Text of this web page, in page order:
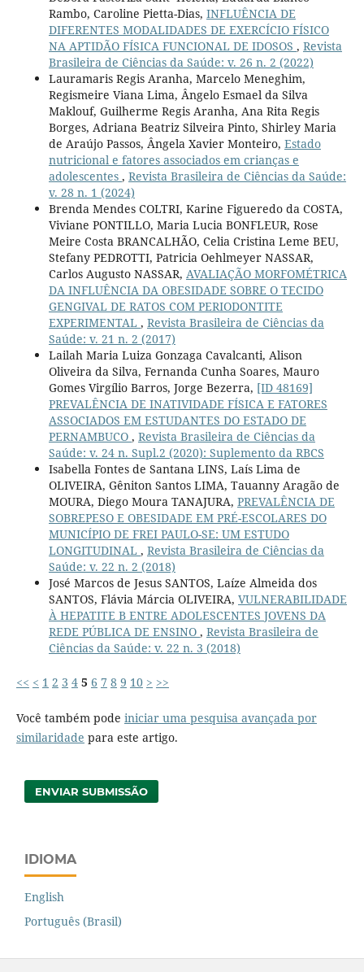
Rambo, Caroline Pietta-Dias, INFLUÊNCIA DE
DIFERENTES MODALIDADES DE EXERCÍCIO FÍSICO
NA APTIDÃO FÍSICA FUNCIONAL DE IDOSOS , Revista
Brasileira de Ciências da Saúde: v. 26 n. 2 (2022)
Lauramaris Regis Aranha, Marcelo Meneghim,
Regismeire Viana Lima, Ângelo Esmael da Silva
Maklouf, Guilherme Regis Aranha, Ana Rita Regis
Borges, Adriana Beatriz Silveira Pinto, Shirley Maria
de Araújo Passos, Ângela Xavier Monteiro, Estado
nutricional e fatores associados em crianças e
adolescentes , Revista Brasileira de Ciências da Saúde:
v. 28 n. 1 (2024)
Brenda Mendes COLTRI, Karine Figueredo da COSTA,
Viviane PONTILLO, Maria Lucia BONFLEUR, Rose
Meire Costa BRANCALHÃO, Celia Cristina Leme BEU,
Stefany PEDROTTI, Patricia Oehlmeyer NASSAR,
Carlos Augusto NASSAR, AVALIAÇÃO MORFOMÉTRICA
DA INFLUÊNCIA DA OBESIDADE SOBRE O TECIDO
GENGIVAL DE RATOS COM PERIODONTITE
EXPERIMENTAL , Revista Brasileira de Ciências da
Saúde: v. 21 n. 2 (2017)
Lailah Maria Luiza Gonzaga Cavalcanti, Alison
Oliveira da Silva, Fernanda Cunha Soares, Mauro
Gomes Virgílio Barros, Jorge Bezerra, [ID 48169]
PREVALÊNCIA DE INATIVIDADE FÍSICA E FATORES
ASSOCIADOS EM ESTUDANTES DO ESTADO DE
PERNAMBUCO , Revista Brasileira de Ciências da
Saúde: v. 24 n. Supl.2 (2020): Suplemento da RBCS
Isabella Fontes de Santana LINS, Laís Lima de
OLIVEIRA, Gêniton Santos LIMA, Tauanny Aragão de
MOURA, Diego Moura TANAJURA, PREVALÊNCIA DE
SOBREPESO E OBESIDADE EM PRÉ-ESCOLARES DO
MUNICÍPIO DE FREI PAULO-SE: UM ESTUDO
LONGITUDINAL , Revista Brasileira de Ciências da
Saúde: v. 22 n. 2 (2018)
José Marcos de Jesus SANTOS, Laíze Almeida dos
SANTOS, Flávia Márcia OLIVEIRA, VULNERABILIDADE
À HEPATITE B ENTRE ADOLESCENTES JOVENS DA
REDE PÚBLICA DE ENSINO , Revista Brasileira de
Ciências da Saúde: v. 22 n. 3 (2018)
<< < 1 2 3 4 5 6 7 8 9 10 > >>
Você também pode iniciar uma pesquisa avançada por
similaridade para este artigo.
ENVIAR SUBMISSÃO
IDIOMA
English
Português (Brasil)